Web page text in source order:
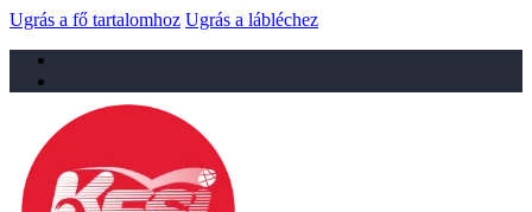
Ugrás a fő tartalomhoz Ugrás a lábléchez
sportiskola@juniorsportkft.hu